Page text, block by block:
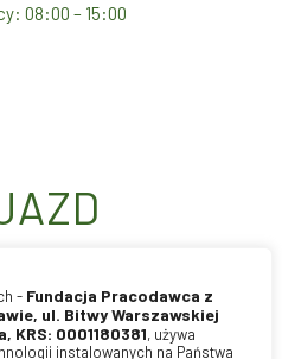
- Fundacja Pracodawca z
ul. Bitwy Warszawskiej
KRS: 0001180381, używa
instalowanych na Państwa
08:00 – 15:00